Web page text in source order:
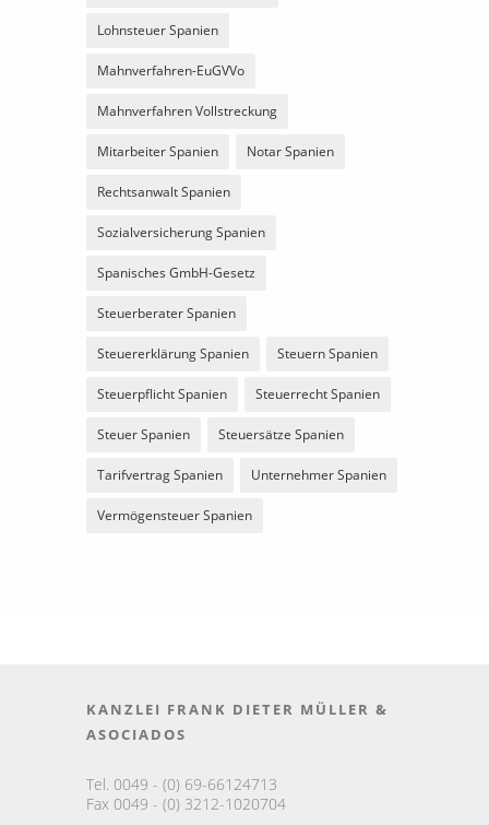
Lohnsteuer Spanien
Mahnverfahren-EuGVVo
Mahnverfahren Vollstreckung
Mitarbeiter Spanien Notar Spanien
Rechtsanwalt Spanien
Sozialversicherung Spanien
Spanisches GmbH-Gesetz
Steuerberater Spanien
Steuererklärung Spanien Steuern Spanien
Steuerpflicht Spanien Steuerrecht Spanien
Steuer Spanien Steuersätze Spanien
Tarifvertrag Spanien Unternehmer Spanien
Vermögensteuer Spanien
KANZLEI FRANK DIETER MÜLLER &
ASOCIADOS
Tel. 0049 - (0) 69-66124713
Fax 0049 - (0) 3212-1020704